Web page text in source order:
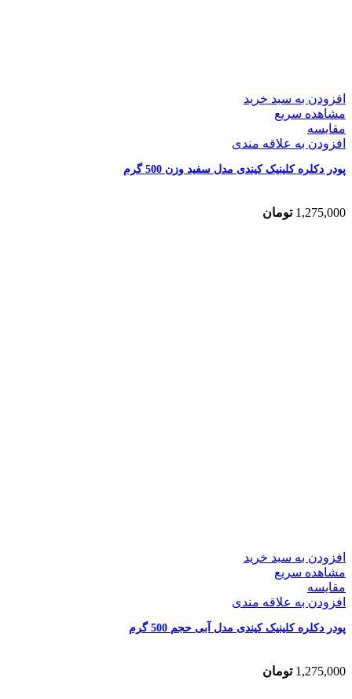
افزودن به سبد خرید
مشاهده سریع
مقایسه
افزودن به علاقه مندی
پودر دکلره کلینیک کیندی مدل سفید وزن 500 گرم
1,275,000 تومان
افزودن به سبد خرید
مشاهده سریع
مقایسه
افزودن به علاقه مندی
پودر دکلره کلینیک کیندی مدل آبی حجم 500 گرم
1,275,000 تومان